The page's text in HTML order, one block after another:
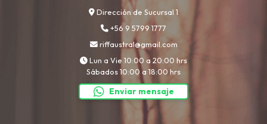
Dirección de Sucursal 1
+56 9 5799 1777
riffaustral@gmail.com
Lun a Vie 10:00 a 20:00 hrs
Sábados 10:00 a 18:00 hrs
Enviar mensaje